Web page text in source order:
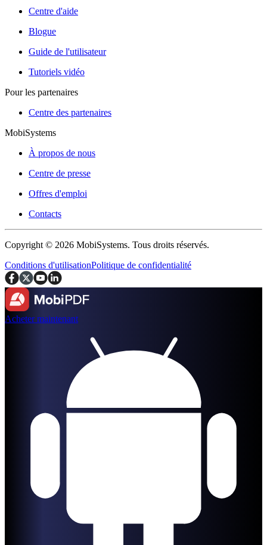
Centre d'aide
Blogue
Guide de l'utilisateur
Tutoriels vidéo
Pour les partenaires
Centre des partenaires
MobiSystems
À propos de nous
Centre de presse
Offres d'emploi
Contacts
Copyright © 2026 MobiSystems. Tous droits réservés.
Conditions d'utilisationPolitique de confidentialité
Acheter maintenant